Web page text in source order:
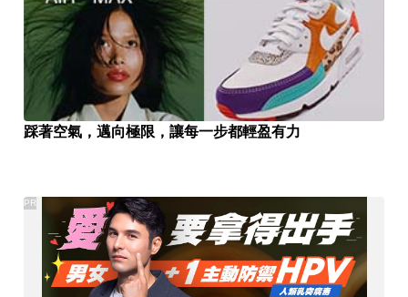
踩著空氣，邁向極限，讓每一步都輕盈有力
PR